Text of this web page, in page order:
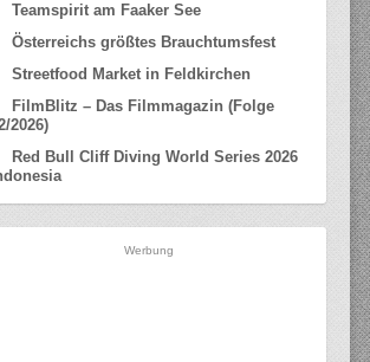
Teamspirit am Faaker See
Österreichs größtes Brauchtumsfest
Streetfood Market in Feldkirchen
FilmBlitz – Das Filmmagazin (Folge
2026)
Red Bull Cliff Diving World Series 2026
Werbung